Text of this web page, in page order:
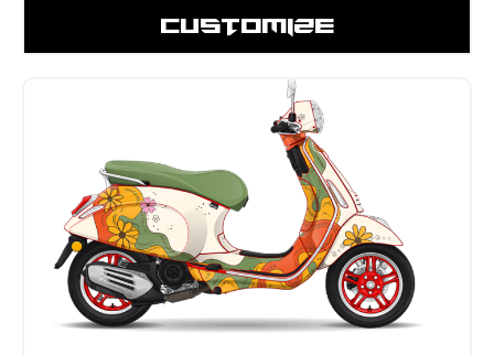
CUSTOMIZE